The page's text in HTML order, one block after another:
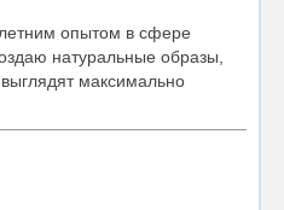
опытом в сфере
натуральные образы,
максимально